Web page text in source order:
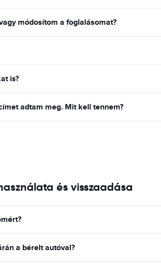
módosítom a foglalásomat?
is?
adtam meg. Mit kell tennem?
és visszaadása
a bérelt autóval?